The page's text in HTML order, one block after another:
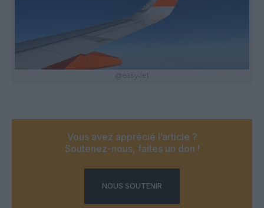
@easyJet
Vous avez apprécié l’article ?
Soutenez-nous, faites un don !
NOUS SOUTENIR